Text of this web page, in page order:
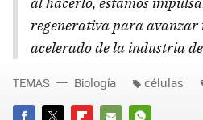
regenerativa para avanzar
acelerado de la industria
TEMAS Biología células